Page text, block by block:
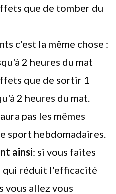
que de tomber du
c'est la même chose :
2 heures du mat
que de sortir 1
2 heures du mat.
pas les mêmes
sport hebdomadaires.
ainsi: si vous faites
qui réduit l'efficacité
vous allez vous